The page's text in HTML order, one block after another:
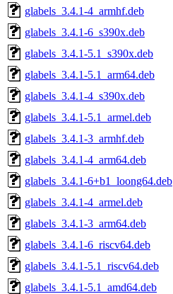
glabels_3.4.1-4_armhf.deb
glabels_3.4.1-6_s390x.deb
glabels_3.4.1-5.1_s390x.deb
glabels_3.4.1-5.1_arm64.deb
glabels_3.4.1-4_s390x.deb
glabels_3.4.1-5.1_armel.deb
glabels_3.4.1-3_armhf.deb
glabels_3.4.1-4_arm64.deb
glabels_3.4.1-6+b1_loong64.deb
glabels_3.4.1-4_armel.deb
glabels_3.4.1-3_arm64.deb
glabels_3.4.1-6_riscv64.deb
glabels_3.4.1-5.1_riscv64.deb
glabels_3.4.1-5.1_amd64.deb